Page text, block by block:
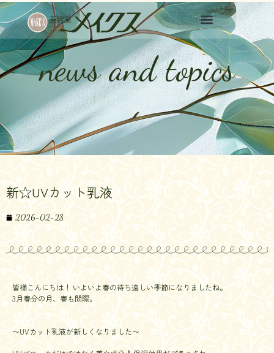
news and topics
新☆UVカット乳液
2026-02-28
皆様こんにちは！ いよいよ春の待ち遠しい季節になりましたね。
3月春分の月、春も間際。
〜UVカット乳液が新しくなりました〜